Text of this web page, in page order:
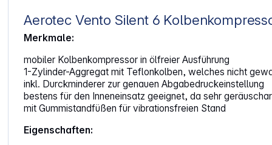
Artikelinformationen "Aerotec Vento Silent 6
Aerotec Vento Silent 6
Merkmale:
mobiler Kolbenkompressor in ölfreier Ausführung
1-Zylinder-Aggregat mit Teflonkolben, welches nicht
inkl. Durckminderer zur genauen Abgabedruckeinstellung
bestens für den Inneneinsatz geeignet, da sehr
mit Gummistandfüßen für vibrationsfreien Stand
Eigenschaften: